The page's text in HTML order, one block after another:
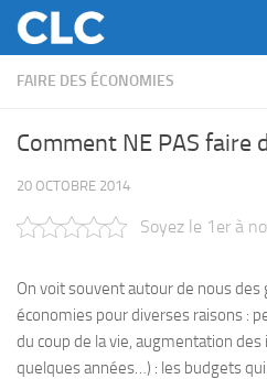
Skip to content
FAIRE DES ÉCONOMIES
Comment NE PAS faire
20 OCTOBRE 2014
Soyez le 1er à
On voit souvent autour de nous des
économies pour diverses raisons :
du coup de la vie, augmentation
quelques années…) : les budgets